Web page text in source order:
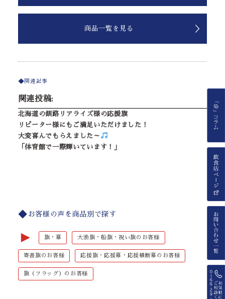
商品一覧を見る
関連記事
関連投稿:
北海道の釧路リアライズ様の応援旗
リピーター様にもご満足いただけました！
大変喜んでもらえました～
「体育館で一際輝いています！」
お客様の声を商品別で探す
► 旗・幕 大漁旗・船旗・祝い旗のお客様
寄書旗のお客様 応援旗・応援幕・応援横断幕のお客様
旗（フラッグ）のお客様